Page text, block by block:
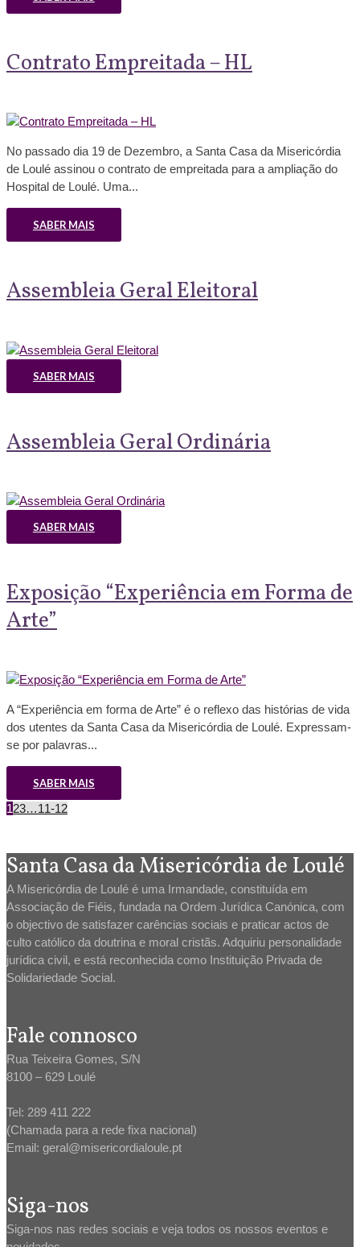
Contrato Empreitada – HL
No passado dia 19 de Dezembro, a Santa Casa da Misericórdia
de Loulé assinou o contrato de empreitada para a ampliação do
Hospital de Loulé. Uma...
SABER MAIS
Assembleia Geral Eleitoral
SABER MAIS
Assembleia Geral Ordinária
SABER MAIS
Exposição “Experiência em Forma de
Arte”
A “Experiência em forma de Arte” é o reflexo das histórias de vida
dos utentes da Santa Casa da Misericórdia de Loulé. Expressam-
se por palavras...
SABER MAIS
123…11-12
Santa Casa da Misericórdia de Loulé
A Misericórdia de Loulé é uma Irmandade, constituída em
Associação de Fiéis, fundada na Ordem Jurídica Canónica, com
o objectivo de satisfazer carências sociais e praticar actos de
culto católico da doutrina e moral cristãs. Adquiriu personalidade
jurídica civil, e está reconhecida como Instituição Privada de
Solidariedade Social.
Fale connosco
Rua Teixeira Gomes, S/N
8100 – 629 Loulé
Tel: 289 411 222
(Chamada para a rede fixa nacional)
Email: geral@misericordialoule.pt
Siga-nos
Siga-nos nas redes sociais e veja todos os nossos eventos e